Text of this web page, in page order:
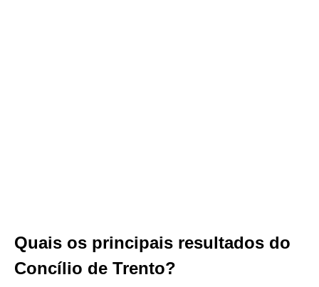
Quais os principais resultados do
Concílio de Trento?